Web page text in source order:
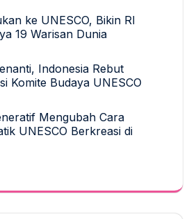
ke UNESCO, Bikin RI
19 Warisan Dunia
Indonesia Rebut
Komite Budaya UNESCO
Mengubah Cara
UNESCO Berkreasi di